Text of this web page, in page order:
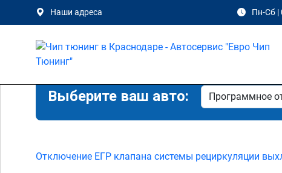
Наши адреса Пн-Сб |
Выберите ваш авто:
Отключение ЕГР клапана системы рециркуляции